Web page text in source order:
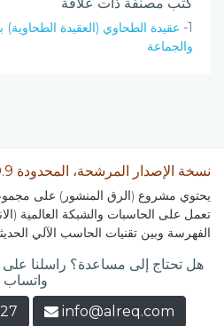
1- عقيدة الطحاوي (العقيدة الطحاوية)
والجماعة
نسخة الإصدار المرشحة، المحدودة v0.9
يحتوي مشروع (الرق المنشور) على
تعمل على الحاسبات والشبكة العالمية
الفهرسة وبين تقنيات الحاسب الآلي
هل تحتاج إلى مساعدة؟ راسلنا على
واتساب
info@alreq.com